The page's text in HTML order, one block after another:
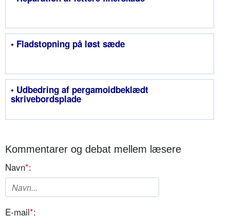
• Fladstopning på løst sæde
• Udbedring af pergamoidbeklædt
skrivebordsplade
Kommentarer og debat mellem læsere
Navn*:
E-mail*: